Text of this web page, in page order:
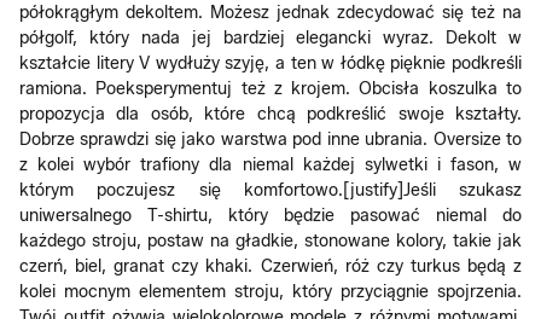
półokrągłym dekoltem. Możesz jednak zdecydować się też na
półgolf, który nada jej bardziej elegancki wyraz. Dekolt w
kształcie litery V wydłuży szyję, a ten w łódkę pięknie podkreśli
ramiona. Poeksperymentuj też z krojem. Obcisła koszulka to
propozycja dla osób, które chcą podkreślić swoje kształty.
Dobrze sprawdzi się jako warstwa pod inne ubrania. Oversize to
z kolei wybór trafiony dla niemal każdej sylwetki i fason, w
którym poczujesz się komfortowo.[justify]Jeśli szukasz
uniwersalnego T-shirtu, który będzie pasować niemal do
każdego stroju, postaw na gładkie, stonowane kolory, takie jak
czerń, biel, granat czy khaki. Czerwień, róż czy turkus będą z
kolei mocnym elementem stroju, który przyciągnie spojrzenia.